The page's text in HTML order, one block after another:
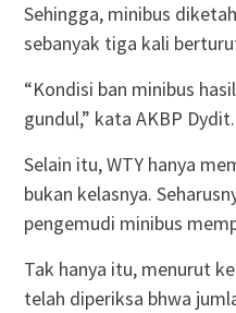
Sehingga, minibus
sebanyak tiga kali
“Kondisi ban minibus
gundul,” kata AKBP Dydit.
Selain itu, WTY hanya
bukan kelasnya.
pengemudi minibus
Tak hanya itu, menurut
telah diperiksa bhwa